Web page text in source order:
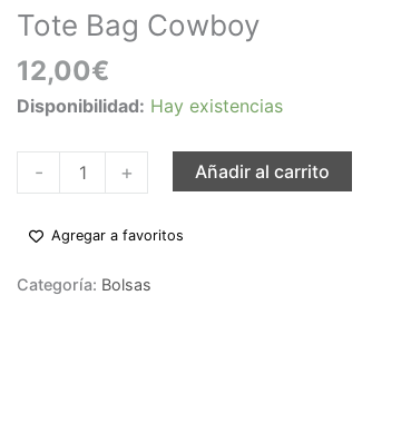
Tote Bag Cowboy
12,00€
Disponibilidad: Hay existencias
-
cantidad
+ Añadir al carrito
Agregar a favoritos
Categoría: Bolsas